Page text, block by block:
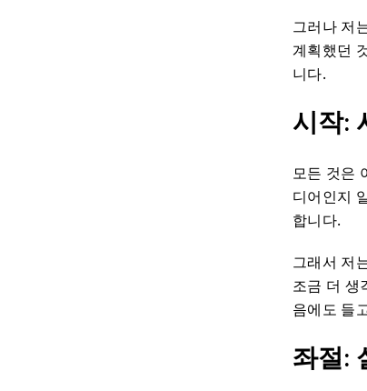
그러나 저
계획했던
니다.
시작:
모든 것은
디어인지
합니다.
그래서 저
조금 더 생
음에도 들
좌절: